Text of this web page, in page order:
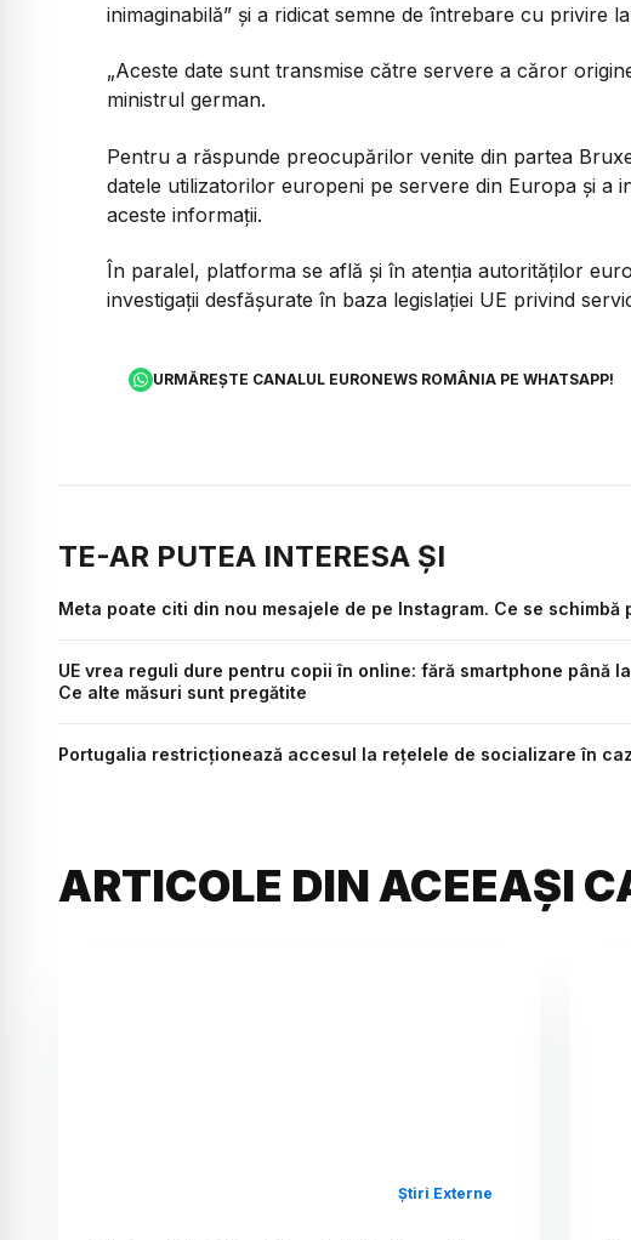
inimaginabilă” și a ridicat semne de întrebare cu privire
„Aceste date sunt transmise către servere a căror
ministrul german.
Pentru a răspunde preocupărilor venite din partea
datele utilizatorilor europeni pe servere din Europa și a
aceste informații.
În paralel, platforma se află și în atenția autorităților
investigații desfășurate în baza legislației UE privind
URMĂREȘTE CANALUL EURONEWS ROMÂNIA PE WHATSAPP!
TE-AR PUTEA INTERESA ȘI
Meta poate citi din nou mesajele de pe Instagram. Ce se schimbă
UE vrea reguli dure pentru copii în online: fără smartphone până
Ce alte măsuri sunt pregătite
Portugalia restricționează accesul la rețelele de socializare în
ARTICOLE DIN ACEEAȘI
Știri Externe